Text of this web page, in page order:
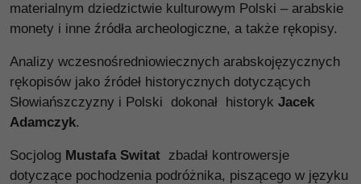
materialnym dziedzictwie kulturowym Polski – arabskie
monety i inne źródła archeologiczne, a także rękopisy.
Analizy wczesnośredniowiecznych arabskojęzycznych
rękopisów jako źródeł historycznych dotyczących
Słowiańszczyzny i Polski dokonał historyk Jacek
Adamczyk.
Socjolog Mustafa Switat zbadał kontrowersje
dotyczące pochodzenia podróżnika, piszącego w języku